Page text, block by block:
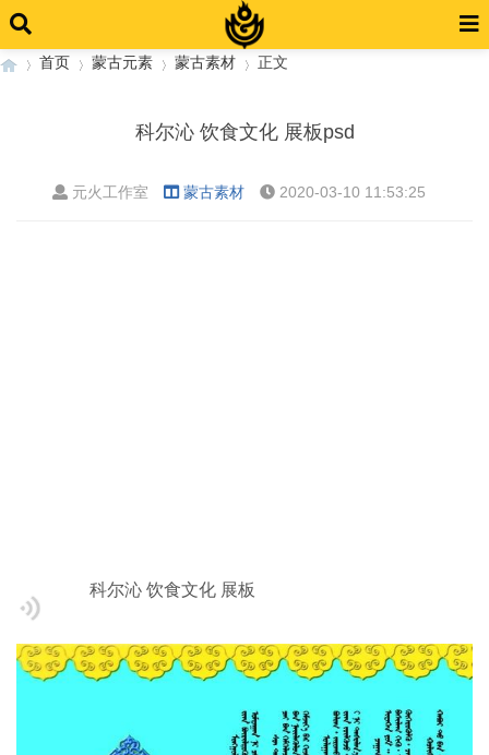
首页 蒙古元素 蒙古素材 正文
科尔沁 饮食文化 展板psd
元火工作室 蒙古素材 2020-03-10 11:53:25
科尔沁 饮食文化 展板